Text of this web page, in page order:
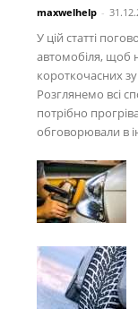
maxwelhelp -
У цій статті
автомобіля, щоб
короткочасних
Розглянемо всі
потрібно
обговорювали в